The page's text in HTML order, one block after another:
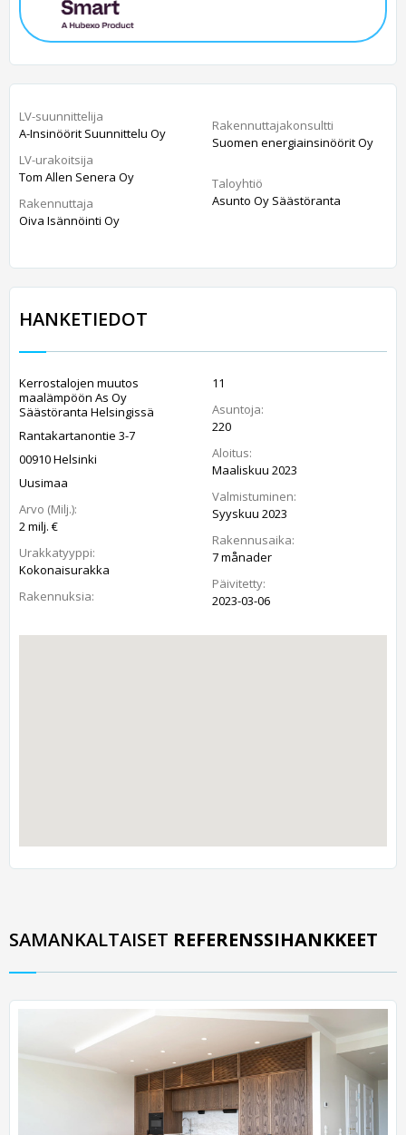
LV-suunnittelija
A-Insinöörit Suunnittelu Oy
LV-urakoitsija
Tom Allen Senera Oy
Rakennuttaja
Oiva Isännöinti Oy
Rakennuttajakonsultti
Suomen energiainsinöörit Oy
Taloyhtiö
Asunto Oy Säästöranta
HANKETIEDOT
Kerrostalojen muutos
maalämpöön As Oy
Säästöranta Helsingissä
Rantakartanontie 3-7
00910 Helsinki
Uusimaa
Arvo (Milj.):
2 milj. €
Urakkatyyppi:
Kokonaisurakka
Rakennuksia:
11
Asuntoja:
220
Aloitus:
Maaliskuu 2023
Valmistuminen:
Syyskuu 2023
Rakennusaika:
7 månader
Päivitetty:
2023-03-06
SAMANKALTAISET REFERENSSIHANKKEET